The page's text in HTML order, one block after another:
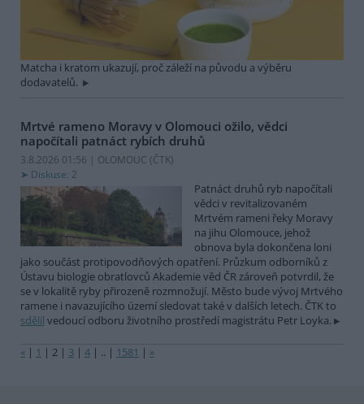
Matcha i kratom ukazují, proč záleží na původu a výběru
dodavatelů.
Mrtvé rameno Moravy v Olomouci ožilo, vědci
napočítali patnáct rybích druhů
3.8.2026 01:56 | OLOMOUC (ČTK)
Diskuse: 2
Patnáct druhů ryb napočítali
vědci v revitalizovaném
Mrtvém rameni řeky Moravy
na jihu Olomouce, jehož
obnova byla dokončena loni
jako součást protipovodňových opatření. Průzkum odborníků z
Ústavu biologie obratlovců Akademie věd ČR zároveň potvrdil, že
se v lokalitě ryby přirozeně rozmnožují. Město bude vývoj Mrtvého
ramene i navazujícího území sledovat také v dalších letech. ČTK to
sdělil vedoucí odboru životního prostředí magistrátu Petr Loyka.
« | 1 | 2 | 3 | 4 | .. | 1581 | »